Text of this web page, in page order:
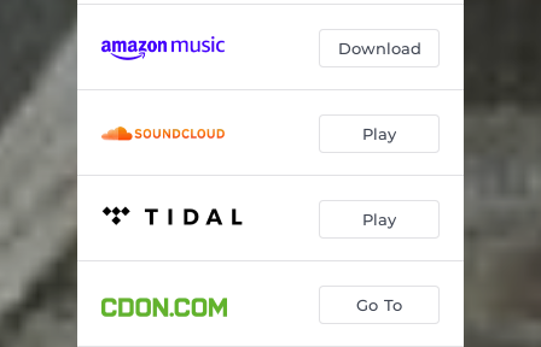
Download
Play
Play
Go To